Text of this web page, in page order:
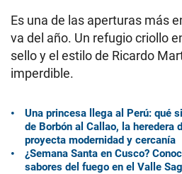
Es una de las aperturas más
va del año. Un refugio criollo
sello y el estilo de Ricardo
imperdible.
Una princesa llega al Perú: qué
de Borbón al Callao, la heredera
proyecta modernidad y cercanía
¿Semana Santa en Cusco?
sabores del fuego en el Valle